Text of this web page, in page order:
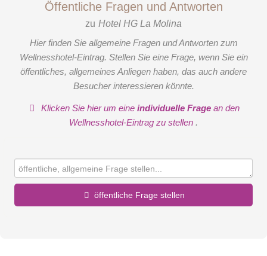
Öffentliche Fragen und Antworten
zu Hotel HG La Molina
Hier finden Sie allgemeine Fragen und Antworten zum
Wellnesshotel-Eintrag. Stellen Sie eine Frage, wenn Sie ein
öffentliches, allgemeines Anliegen haben, das auch andere
Besucher interessieren könnte.
Klicken Sie hier um eineindividuelle Frage an den
Wellnesshotel-Eintrag zu stellen .
öffentliche Frage stellen